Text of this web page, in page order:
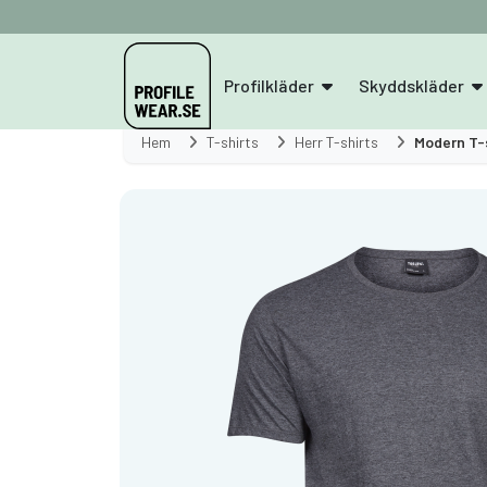
Profilkläder Skyddskläder
Hem T-shirts Herr T-shirts Modern